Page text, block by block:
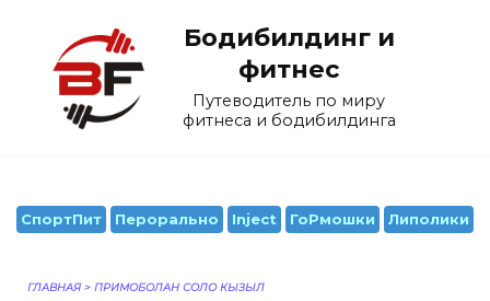
содержанию
Бодибилдинг и
фитнес
Путеводитель по миру
фитнеса и бодибилдинга
СпортПит Перорально Inject ГоРмошки Липолики
ГЛАВНАЯ > ПРИМОБОЛАН СОЛО КЫЗЫЛ